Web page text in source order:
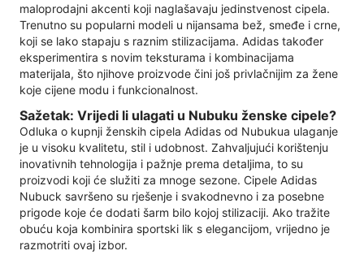
maloprodajni akcenti koji naglašavaju jedinstvenost cipela.
Trenutno su popularni modeli u nijansama bež, smeđe i crne,
koji se lako stapaju s raznim stilizacijama. Adidas također
eksperimentira s novim teksturama i kombinacijama
materijala, što njihove proizvode čini još privlačnijim za žene
koje cijene modu i funkcionalnost.
Sažetak: Vrijedi li ulagati u Nubuku ženske cipele?
Odluka o kupnji ženskih cipela Adidas od Nubukua ulaganje
je u visoku kvalitetu, stil i udobnost. Zahvaljujući korištenju
inovativnih tehnologija i pažnje prema detaljima, to su
proizvodi koji će služiti za mnoge sezone. Cipele Adidas
Nubuck savršeno su rješenje i svakodnevno i za posebne
prigode koje će dodati šarm bilo kojoj stilizaciji. Ako tražite
obuću koja kombinira sportski lik s elegancijom, vrijedno je
razmotriti ovaj izbor.